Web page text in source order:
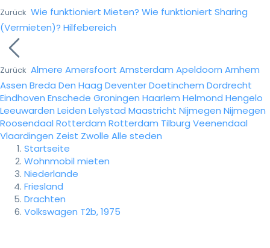
Zurück Wie funktioniert Mieten? Wie funktioniert Sharing
(Vermieten)? Hilfebereich
Zurück Almere Amersfoort Amsterdam Apeldoorn Arnhem
Assen Breda Den Haag DeventerDoetinchem Dordrecht
Eindhoven Enschede Groningen Haarlem Helmond Hengelo
Leeuwarden Leiden Lelystad Maastricht Nijmegen Nijmegen
Roosendaal Rotterdam Rotterdam Tilburg Veenendaal
Vlaardingen Zeist Zwolle Alle steden
Startseite
Wohnmobil mieten
Niederlande
Friesland
Drachten
Volkswagen T2b, 1975